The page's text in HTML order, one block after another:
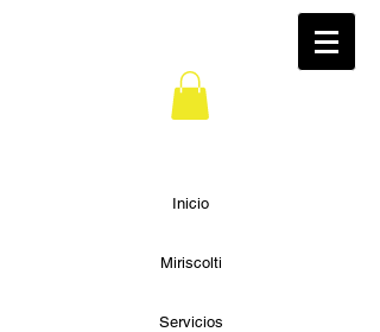
Inicio
Miriscolti
Servicios